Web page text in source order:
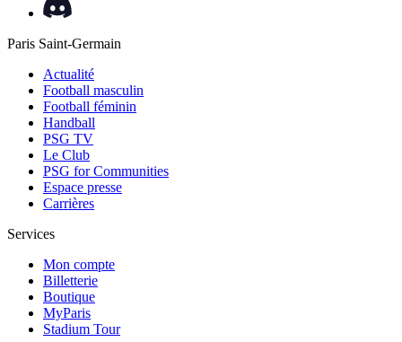
Paris Saint-Germain
Actualité
Football masculin
Football féminin
Handball
PSG TV
Le Club
PSG for Communities
Espace presse
Carrières
Services
Mon compte
Billetterie
Boutique
MyParis
Stadium Tour